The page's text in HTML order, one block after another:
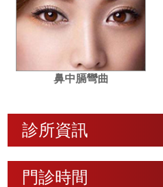
鼻中膈彎曲
診所資訊
門診時間